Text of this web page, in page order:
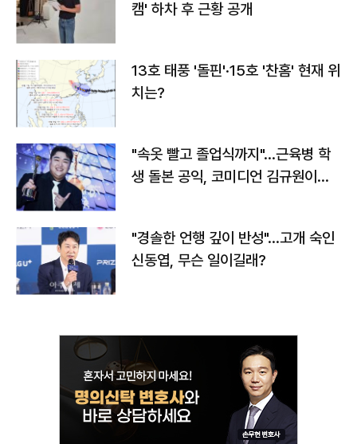
캠' 하차 후 근황 공개
13호 태풍 '돌핀'·15호 '찬홈' 현재 위
치는?
"속옷 빨고 졸업식까지"…근육병 학
생 돌본 공익, 코미디언 김규원이었
"경솔한 언행 깊이 반성"…고개 숙인
신동엽, 무슨 일이길래?